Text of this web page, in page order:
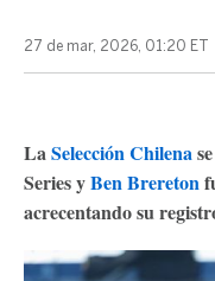
27 de mar, 2026, 01:20 ET
LaSelección Chilena
Series yBen Brereton
acrecentando su